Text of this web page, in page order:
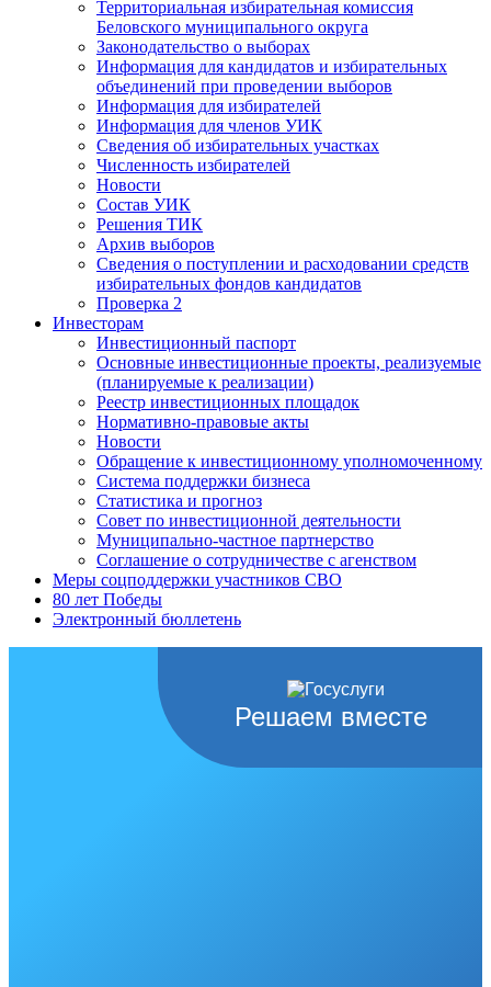
Территориальная избирательная комиссия
Беловского муниципального округа
Законодательство о выборах
Информация для кандидатов и избирательных
объединений при проведении выборов
Информация для избирателей
Информация для членов УИК
Сведения об избирательных участках
Численность избирателей
Новости
Состав УИК
Решения ТИК
Архив выборов
Сведения о поступлении и расходовании средств
избирательных фондов кандидатов
Проверка 2
Инвесторам
Инвестиционный паспорт
Основные инвестиционные проекты, реализуемые
(планируемые к реализации)
Реестр инвестиционных площадок
Нормативно-правовые акты
Новости
Обращение к инвестиционному уполномоченному
Система поддержки бизнеса
Статистика и прогноз
Совет по инвестиционной деятельности
Муниципально-частное партнерство
Соглашение о сотрудничестве с агенством
Меры соцподдержки участников СВО
80 лет Победы
Электронный бюллетень
Решаем вместе